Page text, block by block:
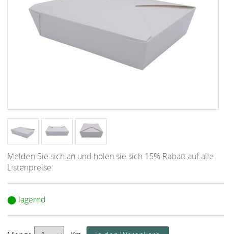
Melden Sie sich an und holen sie sich 15% Rabatt auf alle
Listenpreise
⬤ lagernd